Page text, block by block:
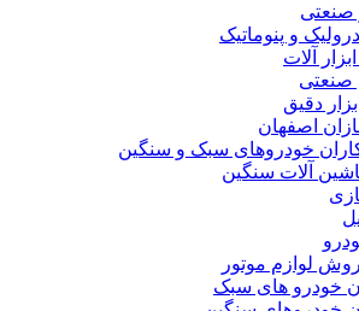
صنعتی
و پنوماتیک
آلات
صنعتی
دقیق
اصفهان
خودروهای سبک و سنگین
آلات سنگین
لوازم موتور
خودرو های سبک